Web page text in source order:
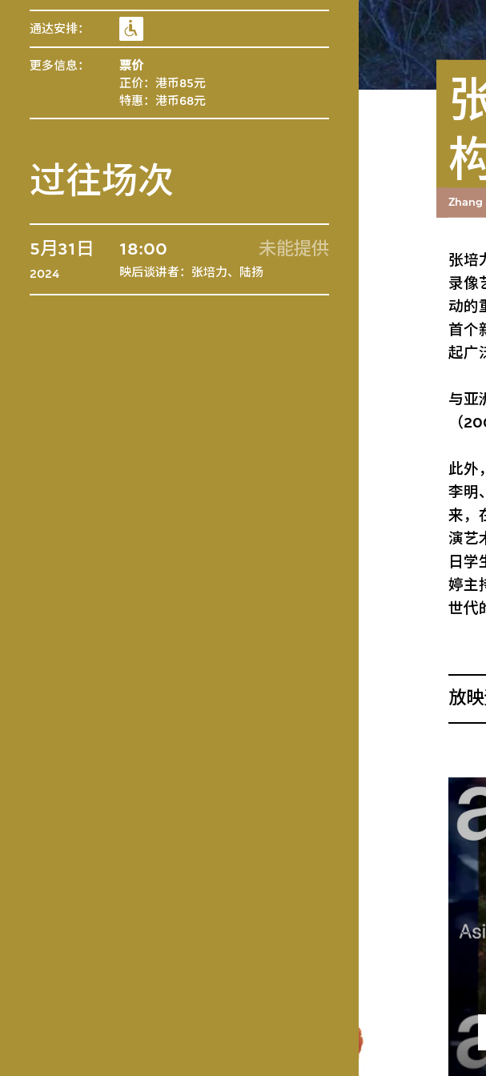
通达安排：
更多信息： 票价
正价：港币85元
特惠：港币68元
过往场次
5月31日
2024
18:00 未能提供
映后谈讲者：张培力、陆扬
Zhang
张培
录像
动的
首个
起广
与亚
（
此外
李明
来，
演艺
日
婷主
世代
放
亚